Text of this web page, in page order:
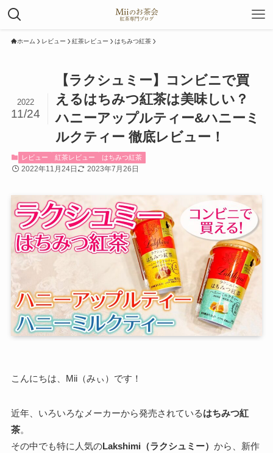
ホーム レビュー 紅茶レビュー はちみつ紅茶
【ラクシュミー】コンビニで買
えるはちみつ紅茶は美味しい？
ハニーアップルティー&ハニーミ
ルクティー 徹底レビュー！
2022
11/24
レビュー 紅茶レビュー はちみつ紅茶
2022年11月24日 2023年7月26日
こんにちは、Mii（みぃ）です！
近年、いろいろなメーカーから発売されているはちみつ紅
茶。
その中でも特に人気のLakshimi（ラクシュミー） から、新作